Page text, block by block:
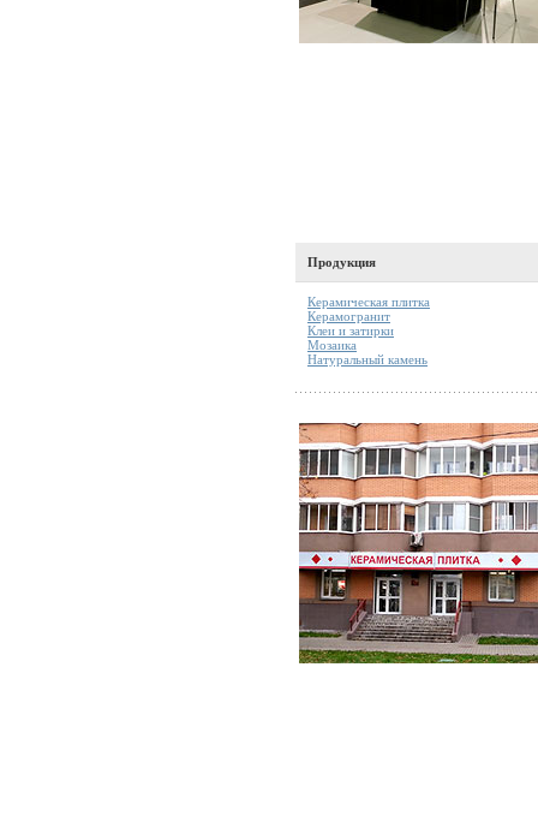
Продукция
Керамическая плитка
Керамогранит
Клеи и затирки
Мозаика
Натуральный камень